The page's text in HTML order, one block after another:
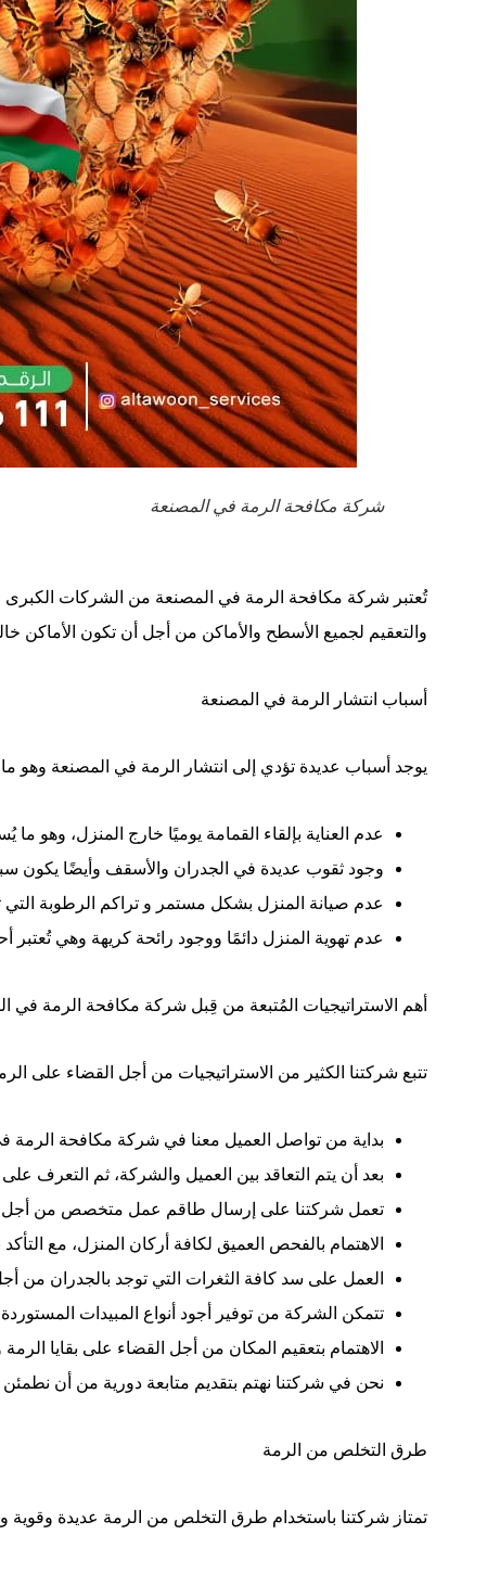
شركة مكافحة الرمة في المصنعة
تُعتبر شركة مكافحة الرمة في المصنعة من الشركات الكبرى
والتعقيم لجميع الأسطح والأماكن من أجل أن تكون
أسباب انتشار الرمة في المصنعة
يوجد أسباب عديدة تؤدي إلى انتشار الرمة في المصنعة
عدم العناية بإلقاء القمامة يوميًا خارج المنزل، وهو ما
وجود ثقوب عديدة في الجدران والأسقف وأيضًا يكون
عدم صيانة المنزل بشكل مستمر و تراكم الرطوبة التي
عدم تهوية المنزل دائمًا ووجود رائحة كريهة وهي تُعتبر
أهم الاستراتيجيات المُتبعة من قِبل شركة مكافحة الرمة في
تتبع شركتنا الكثير من الاستراتيجيات من أجل القضاء
بداية من تواصل العميل معنا في شركة مكافحة
بعد أن يتم التعاقد بين العميل والشركة، ثم التعرف
تعمل شركتنا على إرسال طاقم عمل متخصص من أجل
الاهتمام بالفحص العميق لكافة أركان المنزل، مع
العمل على سد كافة الثغرات التي توجد بالجدران من
تتمكن الشركة من توفير أجود أنواع المبيدات
الاهتمام بتعقيم المكان من أجل القضاء على بقايا
نحن في شركتنا نهتم بتقديم متابعة دورية من أن نطمئن
طرق التخلص من الرمة
تمتاز شركتنا باستخدام طرق التخلص من الرمة عديدة وقوية